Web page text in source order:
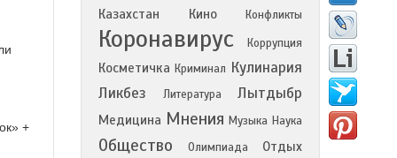
+
Казахстан Кино Конфликты
Коронавирус Коррупция
Косметичка Криминал Кулинария
Ликбез
Литература Лытдыбр
Медицина Мнения Музыка Наука
Общество Олимпиада
Отдых